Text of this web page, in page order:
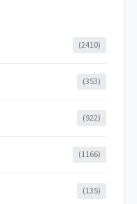
(2410)
(353)
(922)
(1166)
(135)